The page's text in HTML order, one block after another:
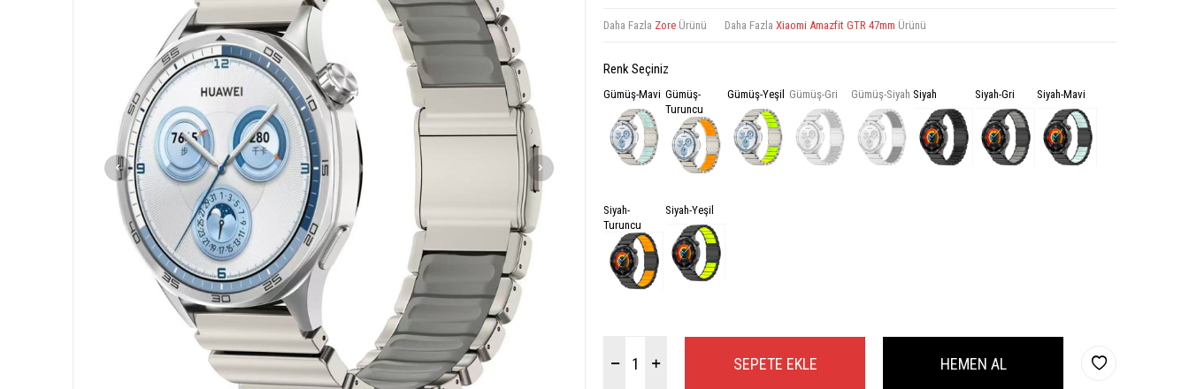
Daha Fazla Zore Ürünü Daha Fazla Xiaomi Amazfit GTR 47mm Ürünü
Renk Seçiniz
Gümüş-Mavi Gümüş-
Turuncu
Gümüş-Yeşil Gümüş-Gri Gümüş-Siyah Siyah Siyah-Gri Siyah-Mavi
Siyah-
Turuncu
Siyah-Yeşil
SEPETE EKLE HEMEN AL